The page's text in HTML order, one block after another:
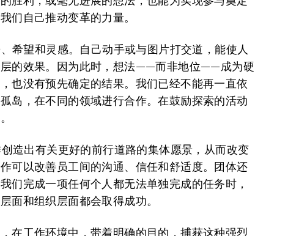
们自己推动变革的力量。
希望和灵感。自己动手或与图片打交道，能使人
层的效果。因为此时，想法——而非地位——成为硬
也没有预先确定的结果。我们已经不能再一直依
岛，在不同的领域进行合作。在鼓励探索的活动
造出有关更好的前行道路的集体愿景，从而改变
可以改善员工间的沟通、信任和舒适度。团体还
们完成一项任何个人都无法单独完成的任务时，
面和组织层面都会取得成功。
在工作环境中，带着明确的目的，捕获这种强烈